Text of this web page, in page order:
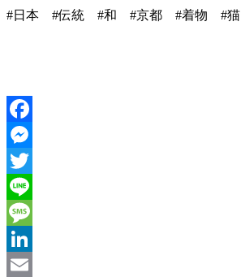
#日本 #伝統 #和 #京都 #着物 #猫